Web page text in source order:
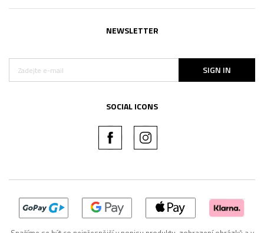
NEWSLETTER
SIGN IN
SOCIAL ICONS